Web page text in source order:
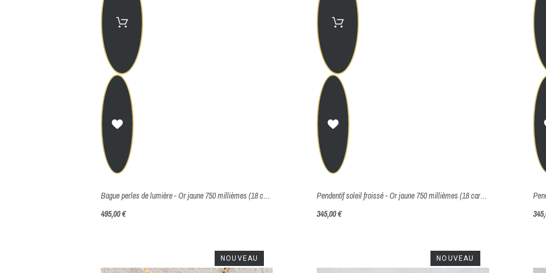
Bague perles de lumière - Or jaune 750 millièmes (18 carats)
495,00 €
Pendentif soleil froissé - Or jaune 750 millièmes (18 carats)
345,00 €
NOUVEAU NOUVEAU